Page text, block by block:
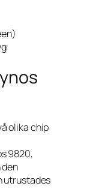
olika chip
9820,
utrustades